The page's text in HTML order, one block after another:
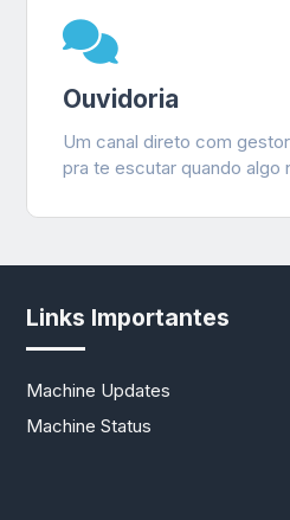
Ouvidoria
Um canal direto com
pra te escutar quando algo
Links Importantes
Machine Updates
Machine Status